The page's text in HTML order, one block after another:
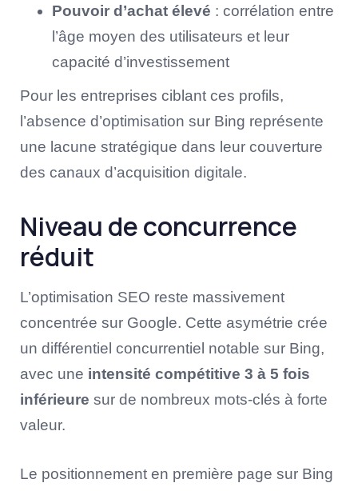
Pouvoir d’achat élevé : corrélation entre
l’âge moyen des utilisateurs et leur
capacité d’investissement
Pour les entreprises ciblant ces profils,
l’absence d’optimisation sur Bing représente
une lacune stratégique dans leur couverture
des canaux d’acquisition digitale.
Niveau de concurrence
réduit
L’optimisation SEO reste massivement
concentrée sur Google. Cette asymétrie crée
un différentiel concurrentiel notable sur Bing,
avec une intensité compétitive 3 à 5 fois
inférieure sur de nombreux mots-clés à forte
valeur.
Le positionnement en première page sur Bing